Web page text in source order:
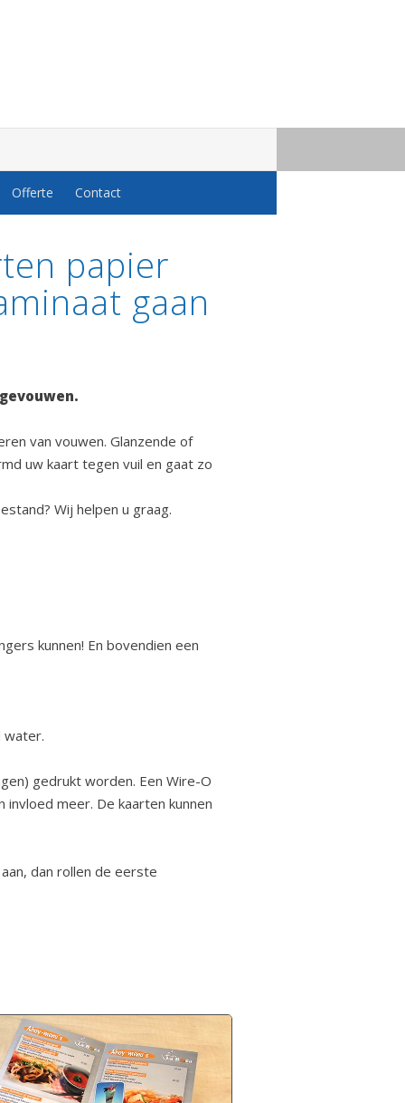
Offerte Contact
papier
gaan
van vouwen. Glanzende of
uw kaart tegen vuil en gaat zo
Wij helpen u graag.
kunnen! En bovendien een
water.
gedrukt worden. Een Wire-O
meer. De kaarten kunnen
dan rollen de eerste